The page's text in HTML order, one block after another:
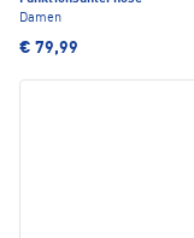
Damen
€ 79,99